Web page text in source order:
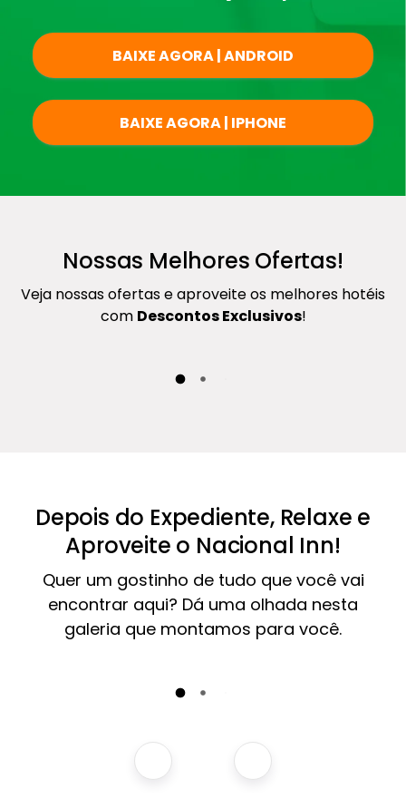
BAIXE AGORA | ANDROID
BAIXE AGORA | IPHONE
Nossas Melhores Ofertas!
Veja nossas ofertas e aproveite os melhores hotéis
com Descontos Exclusivos!
Depois do Expediente, Relaxe e
Aproveite o Nacional Inn!
Quer um gostinho de tudo que você vai
encontrar aqui? Dá uma olhada nesta
galeria que montamos para você.